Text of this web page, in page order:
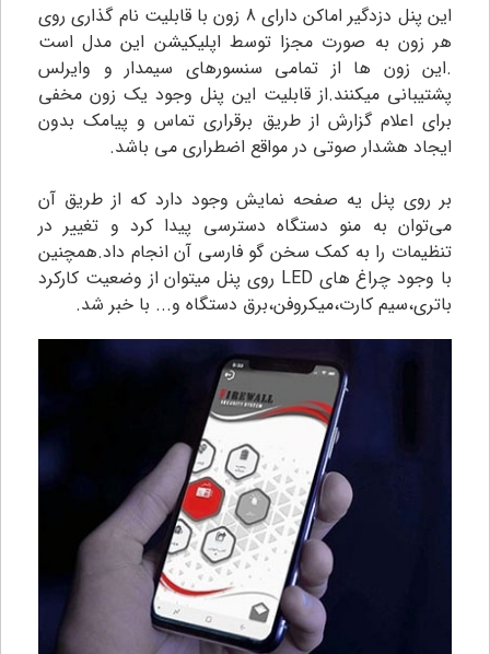
این پنل دزدگیر اماکن دارای 8 زون با قابلیت نام گذاری روی
هر زون به صورت مجزا توسط اپلیکیشن این مدل است
.این زون ها از تمامی سنسورهای سیمدار و وایرلس
پشتیبانی میکنند.از قابلیت این پنل وجود یک زون مخفی
برای اعلام گزارش از طریق برقراری تماس و پیامک بدون
ایجاد هشدار صوتی در مواقع اضطراری می باشد.
بر روی پنل یه صفحه نمایش وجود دارد که از طریق آن
می‌توان به منو دستگاه دسترسی پیدا کرد و تغییر در
تنظیمات را به کمک سخن گو فارسی آن انجام داد.همچنین
با وجود چراغ های LED روی پنل میتوان از وضعیت کارکرد
باتری،سیم کارت،میکروفن،برق دستگاه و... با خبر شد.